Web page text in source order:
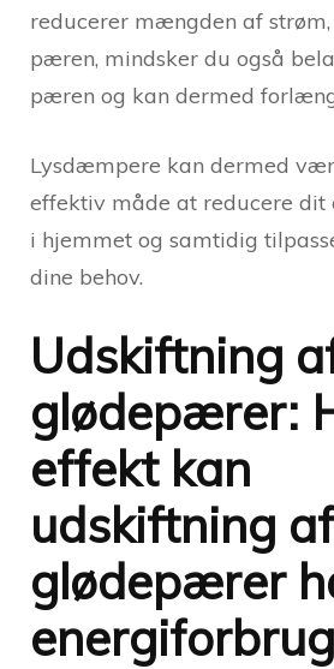
reducerer mængden af strøm,
pæren, mindsker du også
pæren og kan dermed
Lysdæmpere kan dermed
effektiv måde at reducere dit
i hjemmet og samtidig
dine behov.
Udskiftning
glødepærer:
effekt kan
udskiftning af
glødepærer